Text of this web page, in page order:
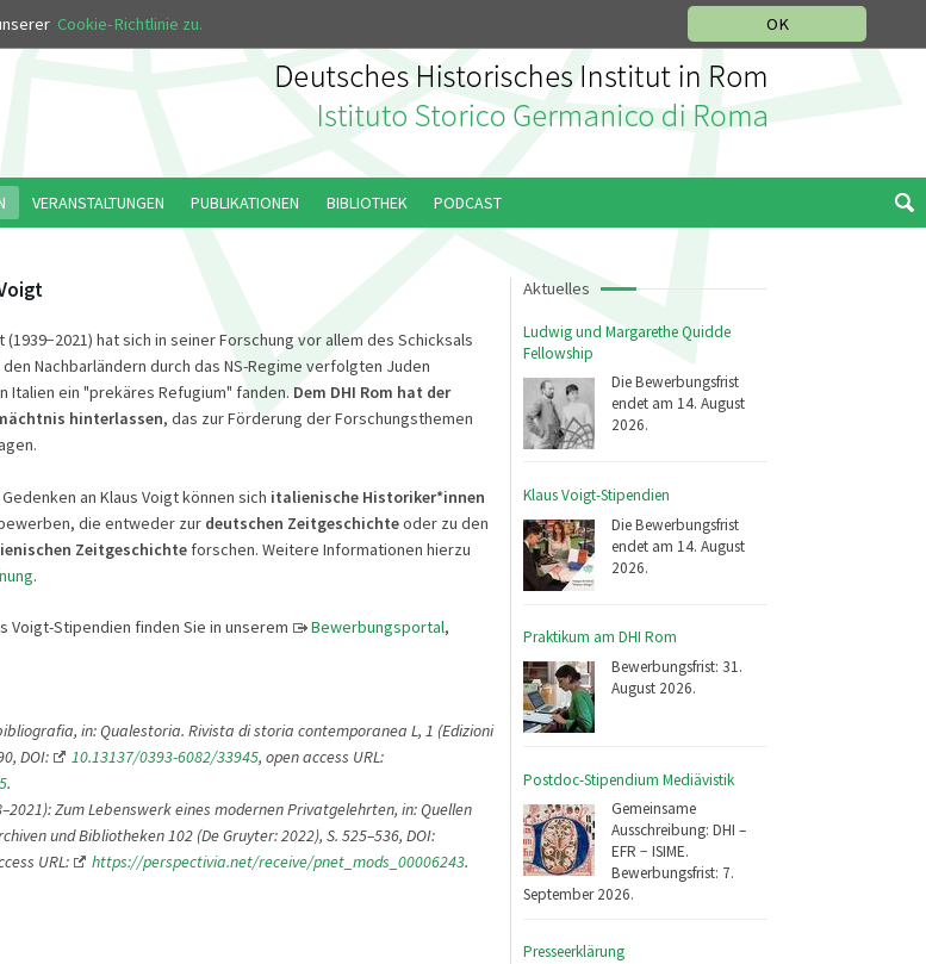
OK
Cookie-Richtlinie zu.
Aktuelles
Ludwig und Margarethe Quidde
Fellowship
Die Bewerbungsfrist
endet am 14. August
2026.
Klaus Voigt-Stipendien
Die Bewerbungsfrist
endet am 14. August
2026.
Praktikum am DHI Rom
Bewerbungsfrist: 31.
August 2026.
Postdoc-Stipendium Mediävistik
Gemeinsame
Ausschreibung: DHI –
EFR − ISIME.
Bewerbungsfrist: 7.
September 2026.
Presseerklärung
hat sich in seiner Forschung vor allem des Schicksals
Nachbarländern durch das NS-Regime verfolgten Juden
Italien ein "prekäres Refugium" fanden. Dem DHI Rom hat der
hinterlassen, das zur Förderung der Forschungsthemen
an Klaus Voigt können sich italienische Historiker*innen
die entweder zur deutschen Zeitgeschichteoder zu den
Zeitgeschichteforschen. Weitere Informationen hierzu
.
Voigt-Stipendien finden Sie in unserem Bewerbungsportal,
in: Qualestoria. Rivista di storia contemporanea L, 1 (Edizioni
DOI: 10.13137/0393-6082/33945, open access URL:
.
Zum Lebenswerk eines modernen Privatgelehrten, in: Quellen
und Bibliotheken 102 (De Gruyter: 2022), S. 525–536, DOI:
URL: https://perspectivia.net/receive/pnet_mods_00006243.
VERANSTALTUNGEN PUBLIKATIONEN BIBLIOTHEK PODCAST